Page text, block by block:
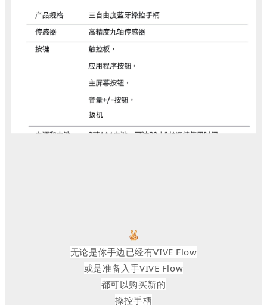
无论是你手边已经有VIVE Flow
或是准备入手VIVE Flow
都可以购买新的
操控手柄